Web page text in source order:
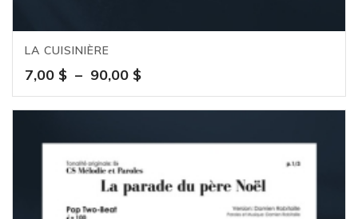
LA CUISINIÈRE
7,00 $ – 90,00 $Plage
de
prix :
à
90,00 $